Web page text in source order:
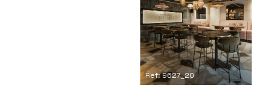
Ref: 9627_20